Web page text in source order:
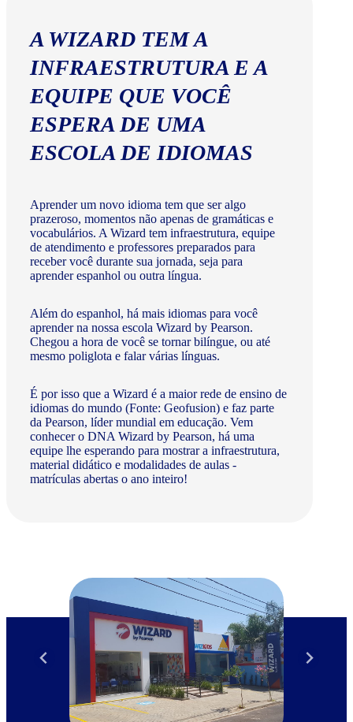
A WIZARD TEM A
INFRAESTRUTURA E A
EQUIPE QUE VOCÊ
ESPERA DE UMA
ESCOLA DE IDIOMAS
Aprender um novo idioma tem que ser algo
prazeroso, momentos não apenas de gramáticas e
vocabulários. A Wizard tem infraestrutura, equipe
de atendimento e professores preparados para
receber você durante sua jornada, seja para
aprender espanhol ou outra língua.
Além do espanhol, há mais idiomas para você
aprender na nossa escola Wizard by Pearson.
Chegou a hora de você se tornar bilíngue, ou até
mesmo poliglota e falar várias línguas.
É por isso que a Wizard é a maior rede de ensino de
idiomas do mundo (Fonte: Geofusion) e faz parte
da Pearson, líder mundial em educação. Vem
conhecer o DNA Wizard by Pearson, há uma
equipe lhe esperando para mostrar a infraestrutura,
material didático e modalidades de aulas -
matrículas abertas o ano inteiro!